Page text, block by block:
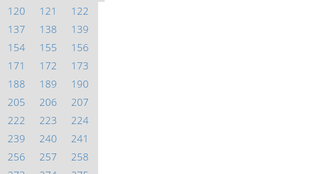
120 121
122
137 138
139
154 155
156
171 172
173
188 189
190
205 206
207
222 223
224
239 240
241
256 257
258